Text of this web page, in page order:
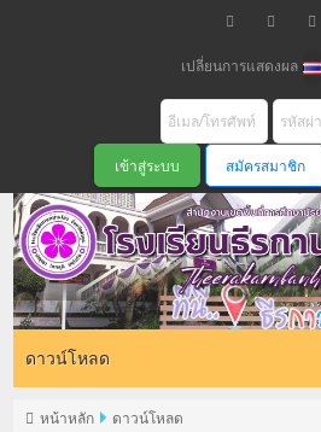
เปลี่ยนการแสดงผล
สมัครสมาชิก
ดาวน์โหลด
หน้าหลัก ดาวน์โหลด